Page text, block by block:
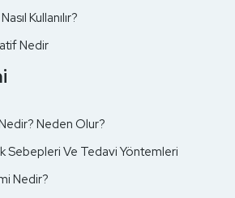
Kullanılır?
Nedir
Neden Olur?
Sebepleri Ve Tedavi Yöntemleri
Nedir?